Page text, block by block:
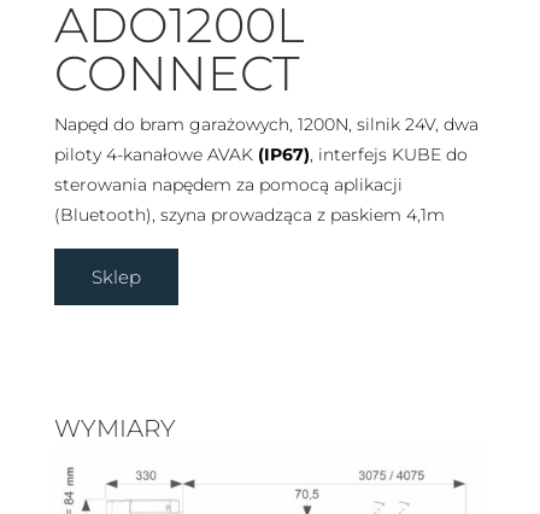
ADO1200L
CONNECT
Napęd do bram garażowych, 1200N, silnik 24V, dwa
piloty 4-kanałowe AVAK (IP67), interfejs KUBE do
sterowania napędem za pomocą aplikacji
(Bluetooth), szyna prowadząca z paskiem 4,1m
Sklep
WYMIARY